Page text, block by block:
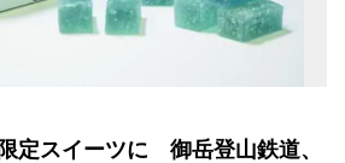
定スイーツに 御岳登山鉄道、